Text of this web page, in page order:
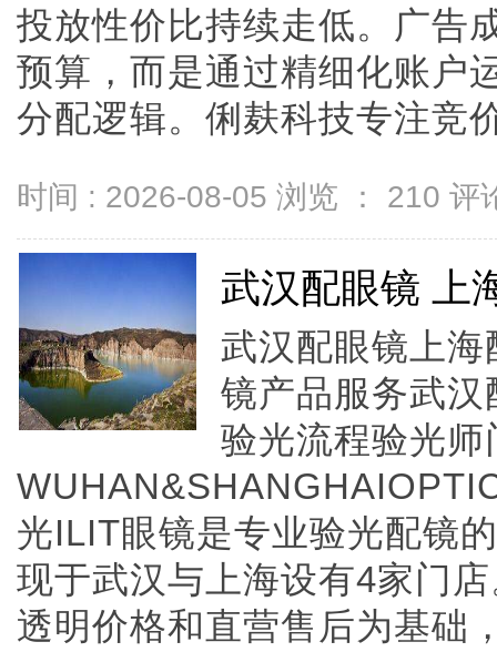
投放性价比持续走低。广告
预算，而是通过精细化账户
分配逻辑。俐麸科技专注竞
时间 : 2026-08-05 浏览 ： 210 评
武汉配眼镜 上
武汉配眼镜上
镜产品服务武
验光流程验光
光ILIT眼镜是专业验光配镜
现于武汉与上海设有4家门
透明价格和直营售后为基础